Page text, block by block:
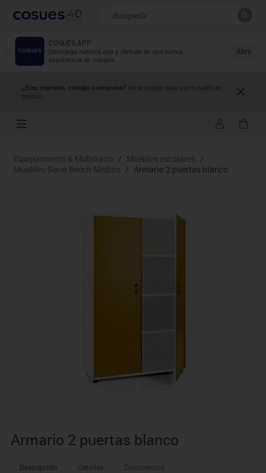
COSUES APP
Descarga nuestra app y disfruta de una nueva
experiencia de compra.
Abrir
¿Eres maestro, colegio o empresa? Inicia sesión para ver tu tarifa de
precios.
Resultados de la búsqueda
Equipamiento & Mobiliario / Muebles escolares /
Muebles·Serie·Beech Medios / Armario 2 puertas blanco
Armario 2 puertas blanco
Descripción Detalles Documentos